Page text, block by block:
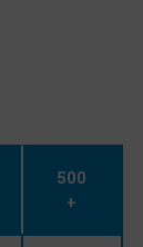
500
+